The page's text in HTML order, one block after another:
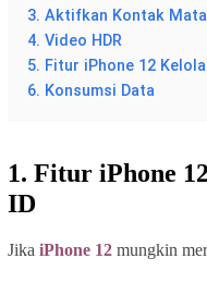
3. Aktifkan Kontak
4. Video HDR
5. Fitur iPhone 12 Kelola
6. Konsumsi Data
1. Fitur iPhone
ID
Jika iPhone 12 mungkin